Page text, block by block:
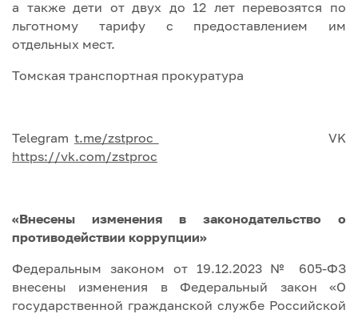
а также дети от двух до 12 лет перевозятся по
льготному тарифу с предоставлением им
отдельных мест.
Томская транспортная прокуратура
Telegram t.me/zstproc
VK
https://vk.com/zstproc
«Внесены изменения в законодательство о
противодействии коррупции»
Федеральным законом от 19.12.2023 № 605-ФЗ
внесены изменения в Федеральный закон «О
государственной гражданской службе Российской